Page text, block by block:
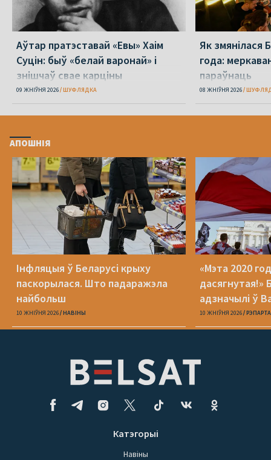
Аўтар пратэставай «Евы» Хаім
Суцін: быў «белай варонай» і
знішчаў свае карціны
09 ЖНІЎНЯ 2026 ШУФЛЯДКА
Як змянілася
года:
параўнаць
08 ЖНІЎНЯ 2026
АПОШНІЯ
Інфляцыя ў Беларусі крыху
паскорылася. Што падаражэла
найбольш
10 ЖНІЎНЯ 2026 НАВІНЫ
«Мэта 2020
дасягнутая!»
адзначылі ў
годнасці
10 ЖНІЎНЯ 2026
Катэгорыі
Навіны